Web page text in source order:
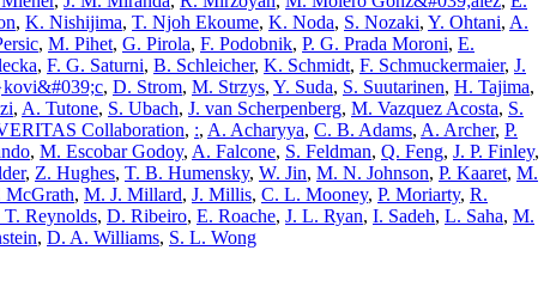
, K. Nishijima, T. Njoh Ekoume, K. Noda, S. Nozaki, Y. Ohtani, A.
, M. Pihet, G. Pirola, F. Podobnik, P. G. Prada Moroni, E.
, F. G. Saturni, B. Schleicher, K. Schmidt, F. Schmuckermaier, J.
, D. Strom, M. Strzys, Y. Suda, S. Suutarinen, H. Tajima,
, A. Tutone, S. Ubach, J. van Scherpenberg, M. Vazquez Acosta, S.
Collaboration, :, A. Acharyya, C. B. Adams, A. Archer, P.
, M. Escobar Godoy, A. Falcone, S. Feldman, Q. Feng, J. P. Finley,
, Z. Hughes, T. B. Humensky, W. Jin, M. N. Johnson, P. Kaaret, M.
McGrath, M. J. Millard, J. Millis, C. L. Mooney, P. Moriarty, R.
T. Reynolds, D. Ribeiro, E. Roache, J. L. Ryan, I. Sadeh, L. Saha, M.
, D. A. Williams, S. L. Wong